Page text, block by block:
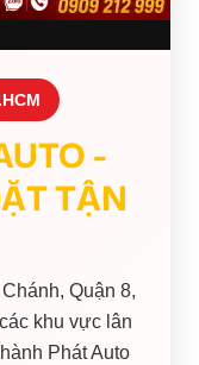
-
TẬN
Quận 8,
khu vực lân
Phát Auto